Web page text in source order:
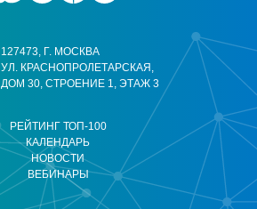
РЕЙТИНГ ТОП-100
КАЛЕНДАРЬ
НОВОСТИ
ВЕБИНАРЫ
127473, Г. МОСКВА
УЛ. КРАСНОПРОЛЕТАРСКАЯ,
ДОМ 30, СТРОЕНИЕ 1, ЭТАЖ 3